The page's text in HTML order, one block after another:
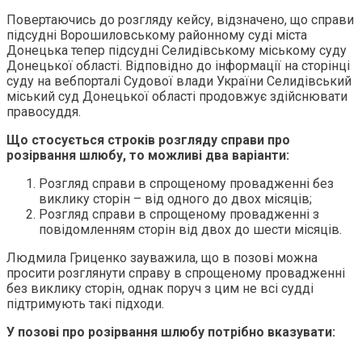
Повертаючись до розгляду кейсу, відзначено, що справи
підсудні Ворошиловському районному суді міста
Донецька тепер підсудні Селидівському міському суду
Донецької області. Відповідно до інформації на сторінці
суду на вебпорталі Судової влади України Селидівський
міський суд Донецької області продовжує здійснювати
правосуддя.
Що стосується строків розгляду справи про
розірвання шлюбу, то можливі два варіанти:
Розгляд справи в спрощеному провадженні без
виклику сторін – від одного до двох місяців;
Розгляд справи в спрощеному провадженні з
повідомленням сторін від двох до шести місяців.
Людмила Гриценко зауважила, що в позові можна
просити розглянути справу в спрощеному провадженні
без виклику сторін, однак поруч з цим не всі судді
підтримують такі підходи.
У позові про розірвання шлюбу потрібно вказувати: